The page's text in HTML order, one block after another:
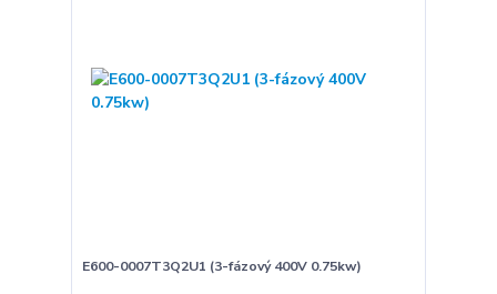
E600-0007T3Q2U1 (3-fázový 400V 0.75kw)